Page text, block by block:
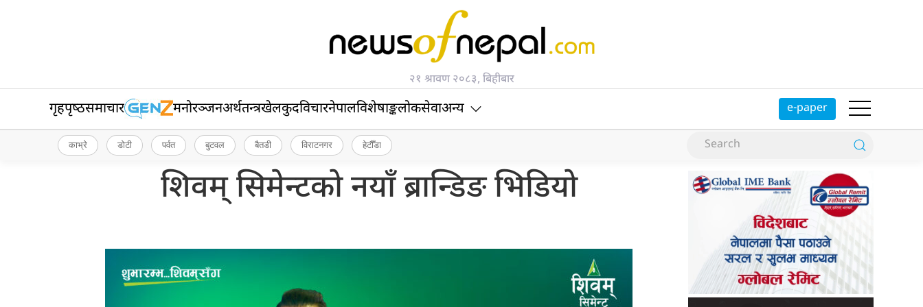
२१ श्रावण २०८३, बिहीबार
गृहपृष्‍ठसमाचार मनोरञ्जनअर्थतन्त्रखेलकुदविचारनेपालविशेषाङ्कलोकसेवाअन्य e-paper
काभ्रे डोटी पर्वत बुटवल बैतडी विराटनगर हेटौँडा
शिवम् सिमेन्टको नयाँ ब्रान्डिङ भिडियो